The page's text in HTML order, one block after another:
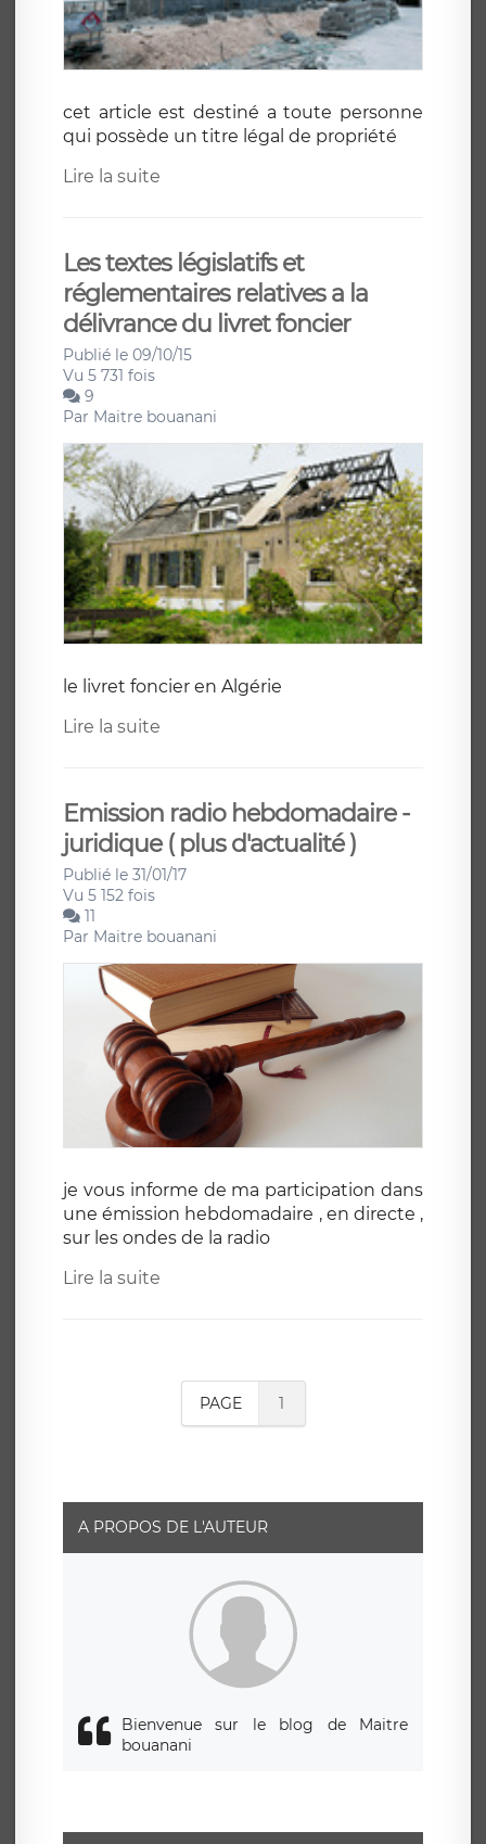
cet article est destiné a toute personne
qui possède un titre légal de propriété
Lire la suite
Les textes législatifs et
réglementaires relatives a la
délivrance du livret foncier
Publié le 09/10/15
Vu 5 731 fois
9
Par Maitre bouanani
le livret foncier en Algérie
Lire la suite
Emission radio hebdomadaire -
juridique ( plus d'actualité )
Publié le 31/01/17
Vu 5 152 fois
11
Par Maitre bouanani
je vous informe de ma participation dans
une émission hebdomadaire , en directe ,
sur les ondes de la radio
Lire la suite
PAGE 1
A PROPOS DE L'AUTEUR
Bienvenue sur le blog de Maitre
bouanani